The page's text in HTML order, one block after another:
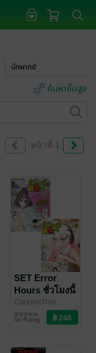
นักพากย์
ค้นหาขั้นสูง
หน้าที่ 1
SET Error
Hours ชั่วโมงนี้
มีรั่ว เล่ม 1-2
CartoonThai
/ Siam Inter
Comics
การ์ตูนทั่วไป
No Rating